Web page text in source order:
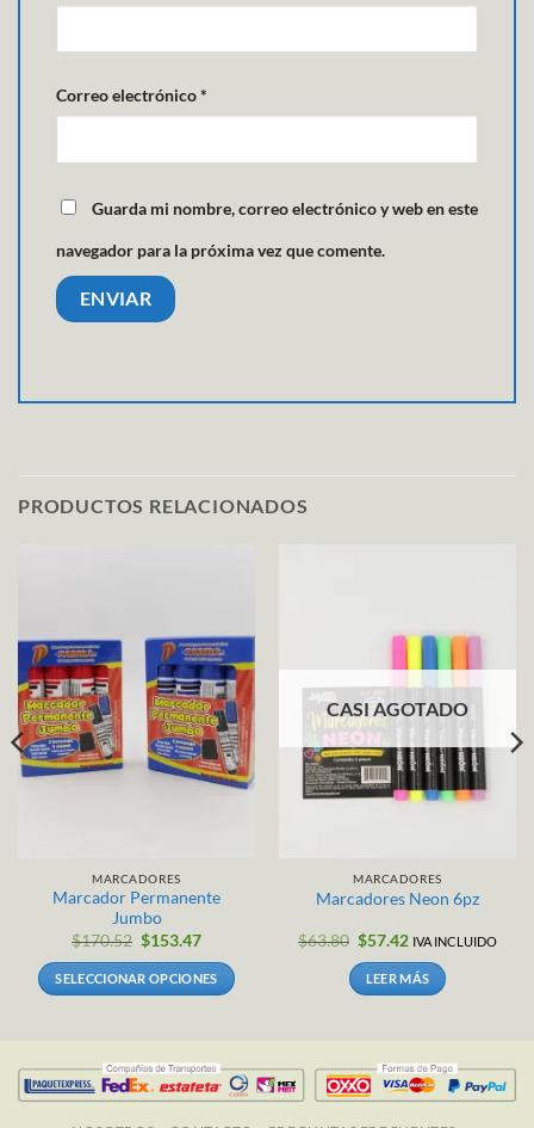
Correo electrónico*
Guarda mi nombre, correo electrónico y web en este
navegador para la próxima vez que comente.
PRODUCTOS RELACIONADOS
MARCADORES
Marcador Permanente
Jumbo
$170.52 $153.47
SELECCIONAR OPCIONES
múltiples
variantes.
CASI AGOTADO
MARCADORES
Marcadores Neon 6pz
$63.80 El
original
era:
$63.80.
$57.42El
actual
es:
$57.42.
IVA INCLUIDO
LEER MÁS